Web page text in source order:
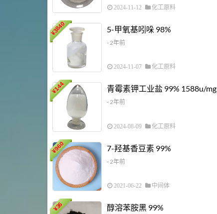
2024-11-12 化工原料
¥
3840 5-甲氧基吲哚 98%
- 2年前
2024-11-07 化工原料
¥
144 青霉素钾工业盐 99% 1588u/mg
- 2年前
2024-08-09 化工原料
¥
960 7-羟基香豆素 99%
- 2年前
2021-06-22 中间体
¥
36 醇溶苯胺黑 99%